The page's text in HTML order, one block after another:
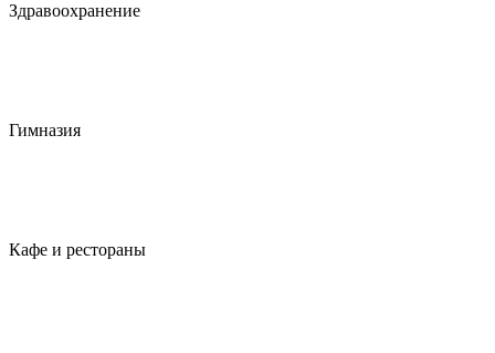
Здравоохранение
Гимназия
Кафе и рестораны